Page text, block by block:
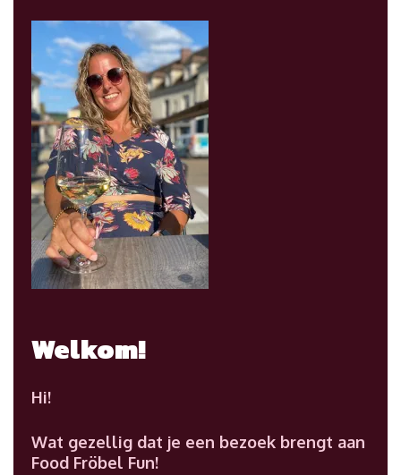
Welkom!
Hi!
Wat gezellig dat je een bezoek brengt aan
Food Fröbel Fun!